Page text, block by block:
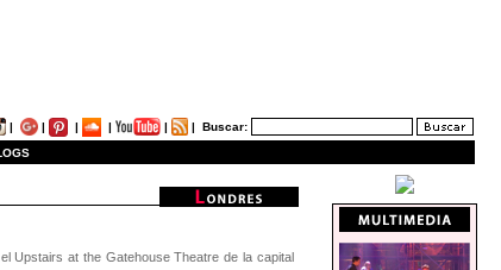
| | | | | | Buscar:
Upstairs at the Gatehouse Theatre de la capital